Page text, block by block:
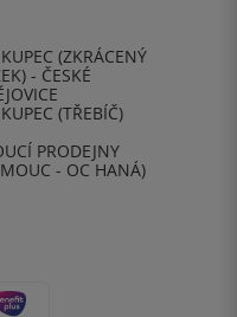
(ZKRÁCENÝ
- ČESKÉ
(TŘEBÍČ)
PRODEJNY
- OC HANÁ)